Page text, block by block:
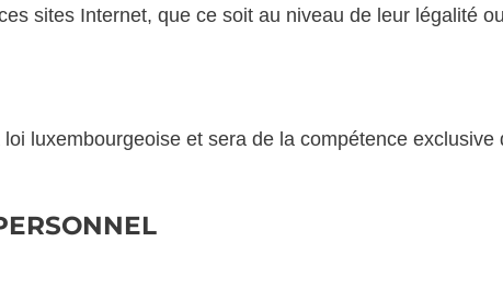
sites Internet, que ce soit au niveau de leur légalité
luxembourgeoise et sera de la compétence